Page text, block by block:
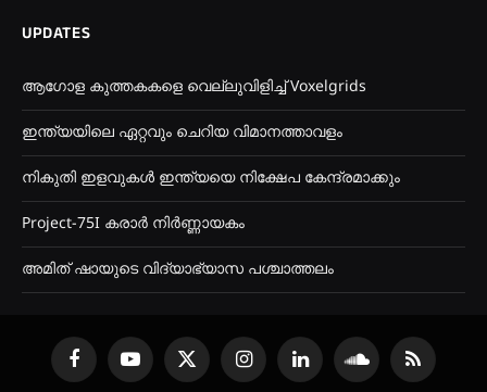
UPDATES
ആഗോള കുത്തകകളെ വെല്ലുവിളിച്ച് Voxelgrids
ഇന്ത്യയിലെ ഏറ്റവും ചെറിയ വിമാനത്താവളം
നികുതി ഇളവുകൾ ഇന്ത്യയെ നിക്ഷേപ കേന്ദ്രമാക്കും
Project-75I കരാർ നിർണ്ണായകം
അമിത് ഷായുടെ വിദ്യാഭ്യാസ പശ്ചാത്തലം
FacebookYouTubeX
(Twitter)
InstagramLinkedInSoundCloud
RSS